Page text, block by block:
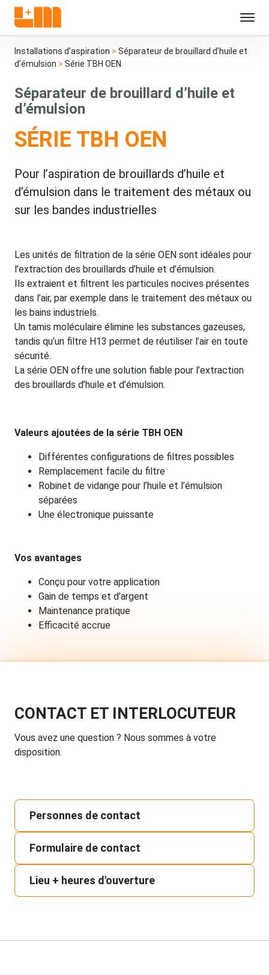
Installations d’aspiration > Séparateur de brouillard d’huile et
d’émulsion > Série TBH OEN
Séparateur de brouillard d’huile et
d’émulsion
SÉRIE TBH OEN
Pour l’aspiration de brouillards d’huile et
d’émulsion dans le traitement des métaux ou
sur les bandes industrielles
Les unités de filtration de la série OEN sont idéales pour
l’extraction des brouillards d’huile et d’émulsion.
Ils extraient et filtrent les particules nocives présentes
dans l’air, par exemple dans le traitement des métaux ou
les bains industriels.
Un tamis moléculaire élimine les substances gazeuses,
tandis qu’un filtre H13 permet de réutiliser l’air en toute
sécurité.
La série OEN offre une solution fiable pour l’extraction
des brouillards d’huile et d’émulsion.
Valeurs ajoutées de la série TBH OEN
Différentes configurations de filtres possibles
Remplacement facile du filtre
Robinet de vidange pour l’huile et l’émulsion
séparées
Une électronique puissante
Vos avantages
Conçu pour votre application
Gain de temps et d’argent
Maintenance pratique
Efficacité accrue
CONTACT ET INTERLOCUTEUR
Vous avez une question ? Nous sommes à votre
disposition.
Personnes de contact
Formulaire de contact
Lieu + heures d'ouverture